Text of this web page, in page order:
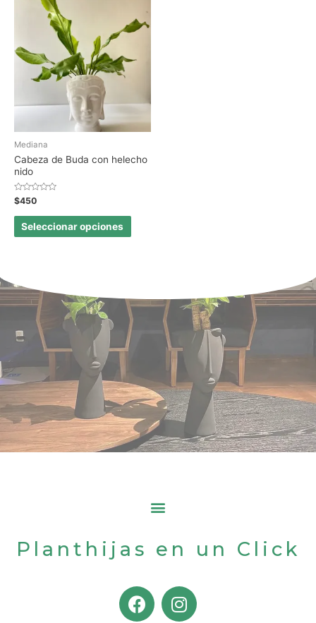
Mediana
Cabeza de Buda con helecho
nido
Valorado
en
0
$450
Seleccionar opciones
Planthijas en un Click